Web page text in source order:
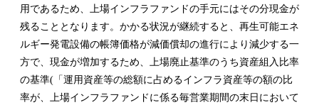
用であるため、上場インフラファンドの手元にはその分現金が
残ることとなります。かかる状況が継続すると、再生可能エネ
ルギー発電設備の帳簿価格が減価償却の進行により減少する一
方で、現金が増加するため、上場廃止基準のうち資産組入比率
の基準(「運用資産等の総額に占めるインフラ資産等の額の比
率が、上場インフラファンドに係る毎営業期間の末日において